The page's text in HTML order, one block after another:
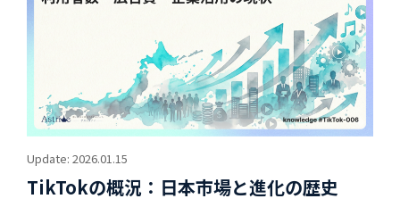
Update: 2026.01.15
TikTokの概況：日本市場と進化の歴史